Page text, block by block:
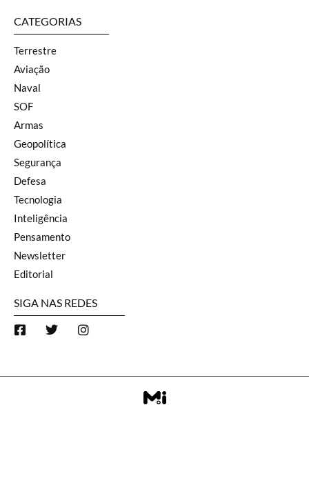
CATEGORIAS
Terrestre
Aviação
Naval
SOF
Armas
Geopolítica
Segurança
Defesa
Tecnologia
Inteligência
Pensamento
Newsletter
Editorial
SIGA NAS REDES